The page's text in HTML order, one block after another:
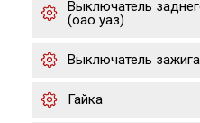
Выключатель
(оао уаз)
Выключатель
Гайка